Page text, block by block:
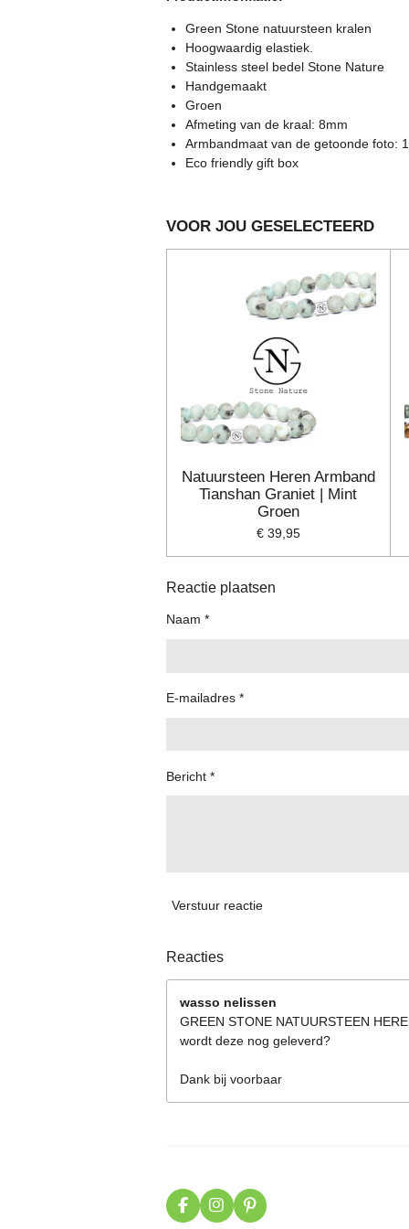
n
g
0
e
e
r
e
r
r
e
n
e
r
r
n
e
r
r
n
e
r
r
n
Green Stone natuursteen kralen
Hoogwaardig elastiek.
Stainless steel bedel Stone Nature
Handgemaakt
Groen
Afmeting van de kraal: 8mm
Armbandmaat van de getoonde foto:
Eco friendly gift box
VOOR JOU GESELECTEERD
Natuursteen Heren Armband
Tianshan Graniet | Mint
Groen
€ 39,95
Reactie plaatsen
Naam *
E-mailadres *
Bericht *
Verstuur reactie
Reacties
wasso nelissen
GREEN STONE NATUURSTEEN
wordt deze nog geleverd?
Dank bij voorbaar
F
I
P